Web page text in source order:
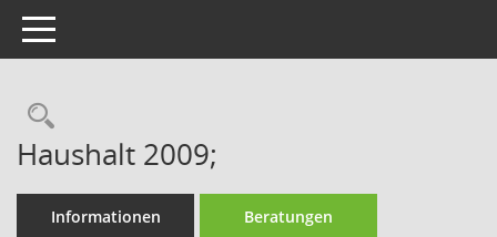
Toggle navigation
Rechercheauswahl
Haushalt 2009;
Informationen Beratungen